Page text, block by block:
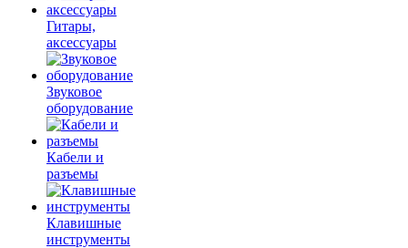
Гитары,
аксессуары
Звуковое
оборудование
Кабели и
разъемы
Клавишные
инструменты